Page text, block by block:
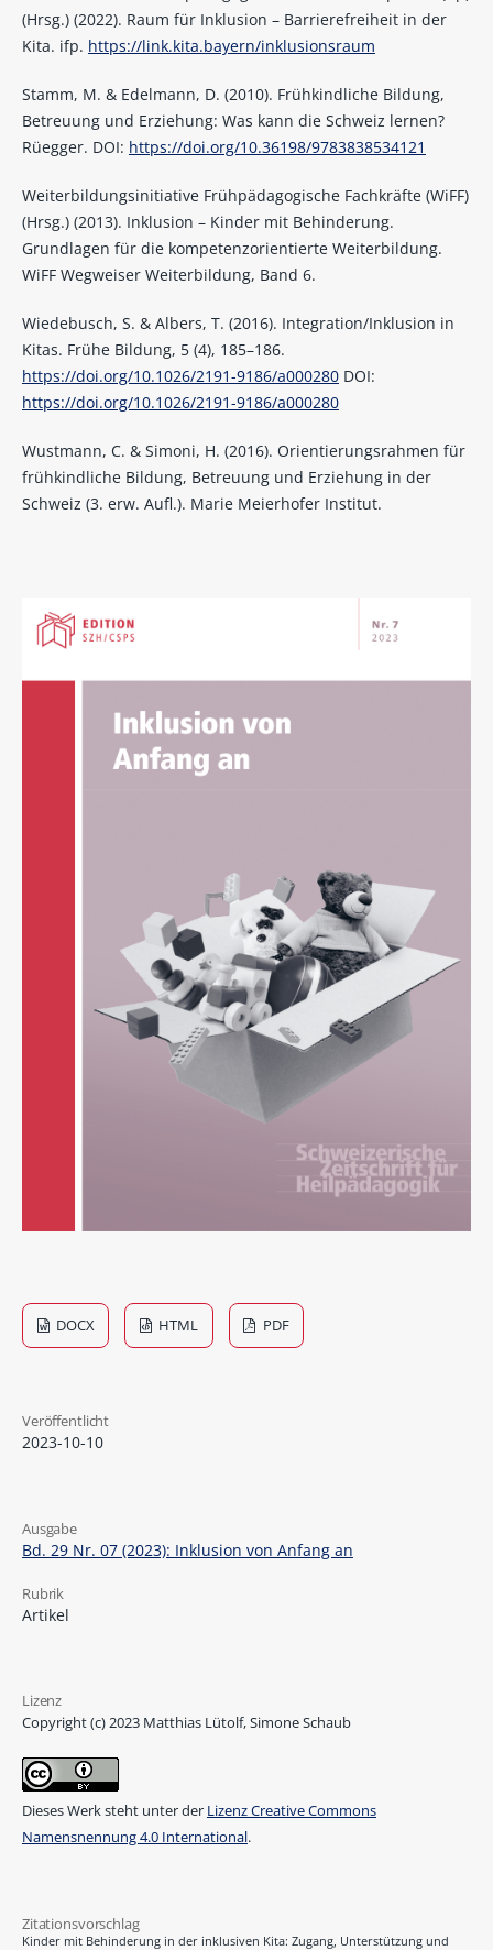
(Hrsg.) (2022). Raum für Inklusion – Barrierefreiheit in der
Kita. ifp. https://link.kita.bayern/inklusionsraum
Stamm, M. & Edelmann, D. (2010). Frühkindliche Bildung,
Betreuung und Erziehung: Was kann die Schweiz lernen?
Rüegger. DOI: https://doi.org/10.36198/9783838534121
Weiterbildungsinitiative Frühpädagogische Fachkräfte (WiFF)
(Hrsg.) (2013). Inklusion – Kinder mit Behinderung.
Grundlagen für die kompetenzorientierte Weiterbildung.
WiFF Wegweiser Weiterbildung, Band 6.
Wiedebusch, S. & Albers, T. (2016). Integration/Inklusion in
Kitas. Frühe Bildung, 5 (4), 185–186.
https://doi.org/10.1026/2191-9186/a000280DOI:
https://doi.org/10.1026/2191-9186/a000280
Wustmann, C. & Simoni, H. (2016). Orientierungsrahmen für
frühkindliche Bildung, Betreuung und Erziehung in der
Schweiz (3. erw. Aufl.). Marie Meierhofer Institut.
DOCX HTML PDF
Veröffentlicht
2023-10-10
Ausgabe
Bd. 29 Nr. 07 (2023): Inklusion von Anfang an
Rubrik
Artikel
Lizenz
Copyright (c) 2023 Matthias Lütolf, Simone Schaub
Dieses Werk steht unter der Lizenz Creative Commons
Namensnennung 4.0 International.
Zitationsvorschlag
Kinder mit Behinderung in der inklusiven Kita: Zugang, Unterstützung und